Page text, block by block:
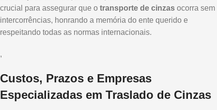
crucial para assegurar que o transporte de cinzas ocorra sem
intercorrências, honrando a memória do ente querido e
respeitando todas as normas internacionais.
,
Custos, Prazos e Empresas
Especializadas em Traslado de Cinzas